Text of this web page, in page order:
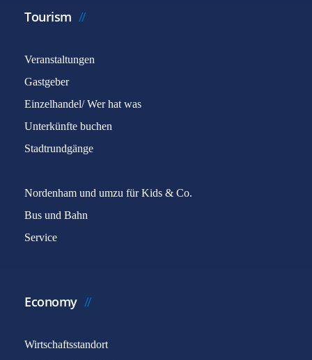
Tourism
Veranstaltungen
Gastgeber
Einzelhandel/ Wer hat was
Unterkünfte buchen
Stadtrundgänge
Nordenham und umzu für Kids & Co.
Bus und Bahn
Service
Economy
Wirtschaftsstandort